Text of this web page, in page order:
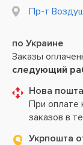
Пр-т
по Украине
Заказы
следующий
Нова
При оплате
заказов в
Укрпошта